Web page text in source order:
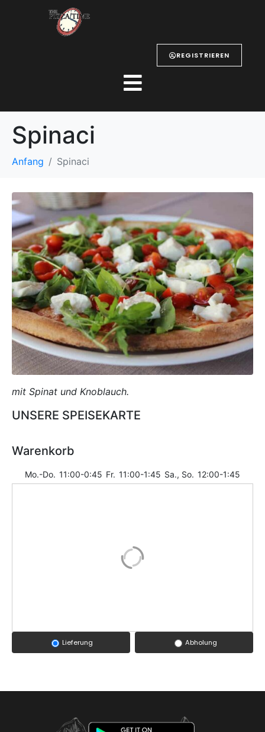
REGISTRIEREN
Spinaci
Anfang Spinaci
mit Spinat und Knoblauch.
UNSERE SPEISEKARTE
Warenkorb
Mo.-Do. 11:00-0:45 Fr. 11:00-1:45 Sa., So. 12:00-1:45
Lieferung Abholung